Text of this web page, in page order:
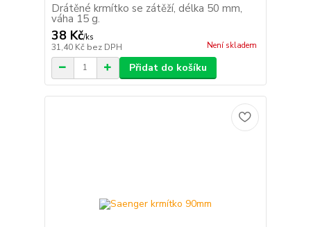
Drátěné krmítko se zátěží, délka 50 mm,
váha 15 g.
38 Kč/ks
31,40 Kč bez DPH Není skladem
Přidat do košíku